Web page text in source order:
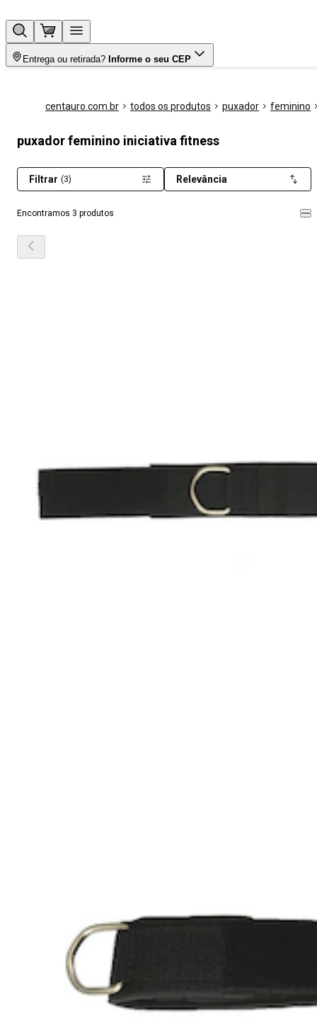
Entrega ou retirada? Informe o seu CEP
centauro.com.br todos os produtos puxador feminino
puxador feminino iniciativa fitness
Encontramos 3 produtos
Filtrar (3) Relevância